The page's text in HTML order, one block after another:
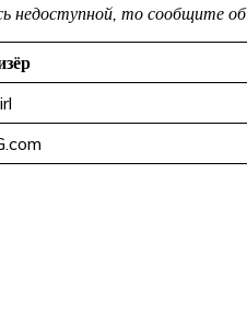
недоступной, то сообщите